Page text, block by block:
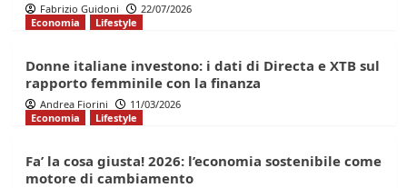
Fabrizio Guidoni
22/07/2026
Economia
Lifestyle
Donne italiane investono: i dati di Directa e XTB sul
rapporto femminile con la finanza
Andrea Fiorini
11/03/2026
Economia
Lifestyle
Fa’ la cosa giusta! 2026: l’economia sostenibile come
motore di cambiamento